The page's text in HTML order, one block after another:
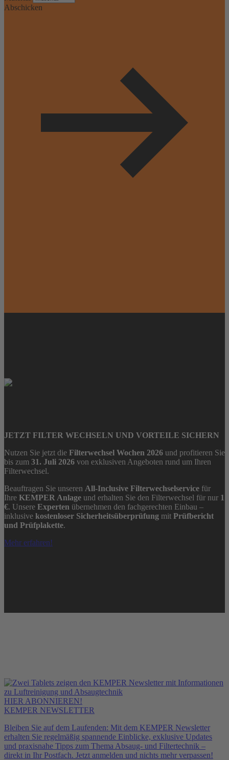
Abschicken
JETZT FILTER WECHSELN UND VORTEILE SICHERN
Nutzen Sie jetzt die Filterwechsel Wochen 2026 und profitieren Sie
bis zum 31. Juli 2026 von exklusiven Angeboten rund um Ihren
Filterwechsel.
Beauftragen Sie unseren All-Inclusive Filterwechselservice für
Ihre KEMPER Anlage und erhalten Sie den Filterwechsel für nur 1
€. Unsere Experten übernehmen den fachgerechten Einbau –
inklusive kostenloser Sicherheitsüberprüfung mit Prüfbericht
und Prüfplakette.
Mehr erfahren!
HIER ABONNIEREN!
KEMPER NEWSLETTER
Bleiben Sie auf dem Laufenden: Mit dem KEMPER Newsletter
erhalten Sie regelmäßig spannende Einblicke, exklusive Updates
und praxisnahe Tipps zum Thema Absaug- und Filtertechnik –
direkt in Ihr Postfach. Jetzt anmelden und nichts mehr verpassen!